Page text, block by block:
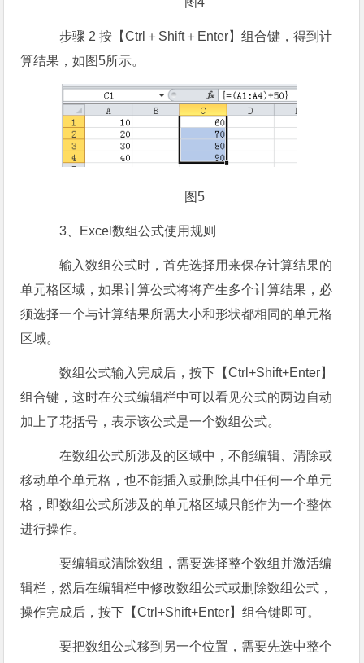
步骤 2 按【Ctrl＋Shift＋Enter】组合键，得到计
算结果，如图5所示。
图5
3、Excel数组公式使用规则
输入数组公式时，首先选择用来保存计算结果的
单元格区域，如果计算公式将将产生多个计算结果，必
须选择一个与计算结果所需大小和形状都相同的单元格
区域。
数组公式输入完成后，按下【Ctrl+Shift+Enter】
组合键，这时在公式编辑栏中可以看见公式的两边自动
加上了花括号，表示该公式是一个数组公式。
在数组公式所涉及的区域中，不能编辑、清除或
移动单个单元格，也不能插入或删除其中任何一个单元
格，即数组公式所涉及的单元格区域只能作为一个整体
进行操作。
要编辑或清除数组，需要选择整个数组并激活编
辑栏，然后在编辑栏中修改数组公式或删除数组公式，
操作完成后，按下【Ctrl+Shift+Enter】组合键即可。
要把数组公式移到另一个位置，需要先选中整个